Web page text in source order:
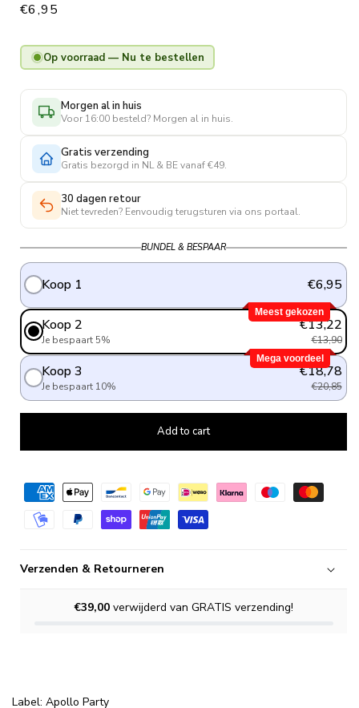
Regular
€6,95
Op voorraad — Nu te bestellen
Morgen al in huis
Voor 16:00 besteld? Morgen al in huis.
Gratis verzending
Gratis bezorgd in NL & BE vanaf €49.
30 dagen retour
Niet tevreden? Eenvoudig terugsturen via ons portaal.
BUNDEL & BESPAAR
Koop 1 €6,95
Meest gekozen
Koop 2
Je bespaart 5%
€13,22
€13,90
Mega voordeel
Koop 3
Je bespaart 10%
€18,78
€20,85
Add to cart
Verzenden & Retourneren
€39,00verwijderd van GRATIS verzending!
Label: Apollo Party